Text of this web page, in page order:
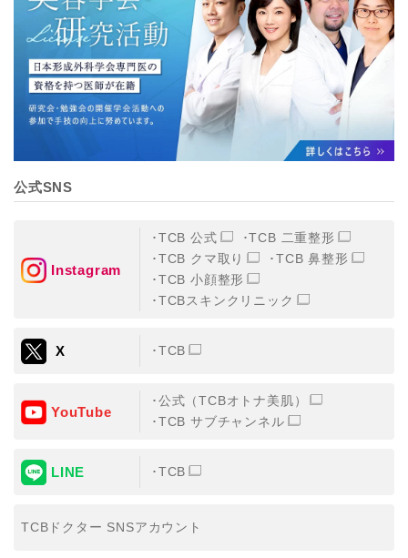
TCBグループは、取り扱う個人情報を、厳正な管理の下
に蓄積・保管し、当該個人情報への不正アクセス・紛
失・破壊・改ざんおよび漏洩等を防止するため、必要か
つ適切な組織的・人的・物理的・技術的防御措置を講じ
ます。
【個人情報の共同利用について】
TCBグループは、【利用目的】達成に必要な範囲で、取
得情報を共同して利用することがあります。
なお、共同利用にあたっては、一般社団法人メディカル
す。
一般社団法人メディカルアライアンス
①共同して利用される情報
②共同して利用する者の範囲
③共同利用する者の利用目的
【外部委託について】
おいて、取得情報の取扱いの全部または一部を外部の業
務委託先に委託することがあります。取得情報の取り扱
公式SNS
Instagram
TCB 公式
TCB 二重整形
TCB クマ取り
TCB 鼻整形
TCB 小顔整形
TCBスキンクリニック
X TCB
YouTube
公式（TCBオトナ美肌）
TCB サブチャンネル
LINE TCB
TCBドクター SNSアカウント